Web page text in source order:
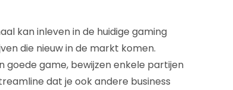
kan inleven in de huidige gaming
die nieuw in de markt komen.
goede game, bewijzen enkele partijen
dat je ook andere business